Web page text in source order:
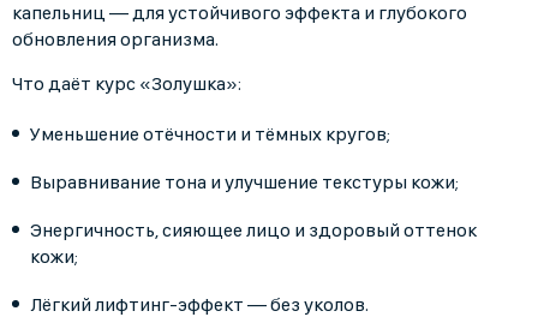
капельниц — для устойчивого эффекта и глубокого
обновления организма.
Что даёт курс «Золушка»:
Уменьшение отёчности и тёмных кругов;
Выравнивание тона и улучшение текстуры кожи;
Энергичность, сияющее лицо и здоровый оттенок
кожи;
Лёгкий лифтинг-эффект — без уколов.